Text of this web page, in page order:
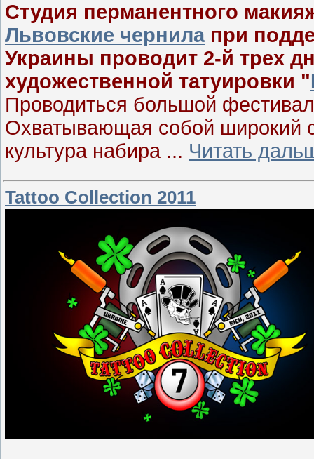
Студия перманентного
Львовские чернилапри
Украины проводит 2-й трех
художественной татуировки "
Проводиться большой
Охватывающая собой широкий
культура набира ... Читать
Tattoo Collection 2011